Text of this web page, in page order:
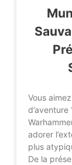
Vous
adorer
plus
De la